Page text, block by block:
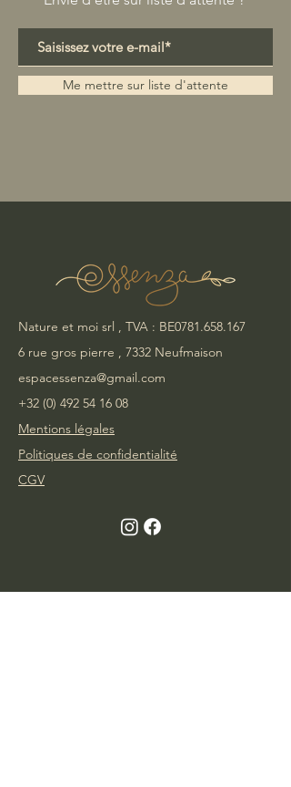
Me mettre sur liste d'attente
Nature et moi srl , TVA : BE0781.658.167
6 rue gros pierre , 7332 Neufmaison
espacessenza@gmail.com
+32 (0) 492 54 16 08
Mentions légales
Politiques de confidentialité
CGV